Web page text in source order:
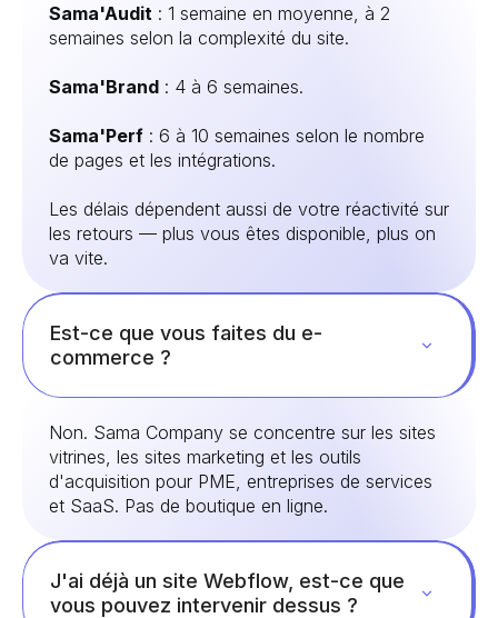
Sama'Audit : 1 semaine en moyenne, à 2
semaines selon la complexité du site.
Sama'Brand : 4 à 6 semaines.
Sama'Perf : 6 à 10 semaines selon le nombre
de pages et les intégrations.
Les délais dépendent aussi de votre réactivité sur
les retours — plus vous êtes disponible, plus on
va vite.
Est-ce que vous faites du e-
commerce ?
Non. Sama Company se concentre sur les sites
vitrines, les sites marketing et les outils
d'acquisition pour PME, entreprises de services
et SaaS. Pas de boutique en ligne.
J'ai déjà un site Webflow, est-ce que
vous pouvez intervenir dessus ?